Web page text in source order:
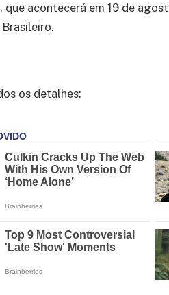
acontecerá em 19 de
os detalhes: